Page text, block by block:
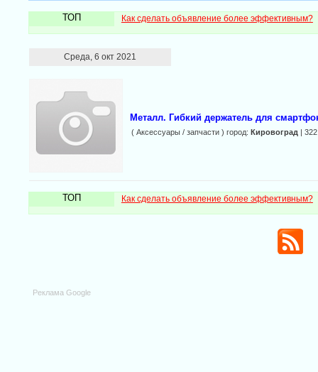
ТОП Как сделать объявление более эффективным?
Среда, 6 окт 2021
Металл. Гибкий держатель для
( Аксессуары / запчасти ) город: Кировоград | 322
ТОП Как сделать объявление более эффективным?
Реклама Google